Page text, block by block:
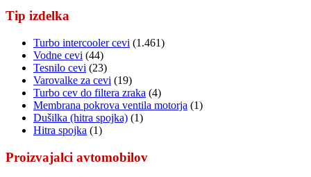
Tip izdelka
Turbo intercooler cevi (1.461)
Vodne cevi (44)
Tesnilo cevi (23)
Varovalke za cevi (19)
Turbo cev do filtera zraka (4)
Membrana pokrova ventila motorja (1)
Dušilka (hitra spojka) (1)
Hitra spojka (1)
Proizvajalci avtomobilov